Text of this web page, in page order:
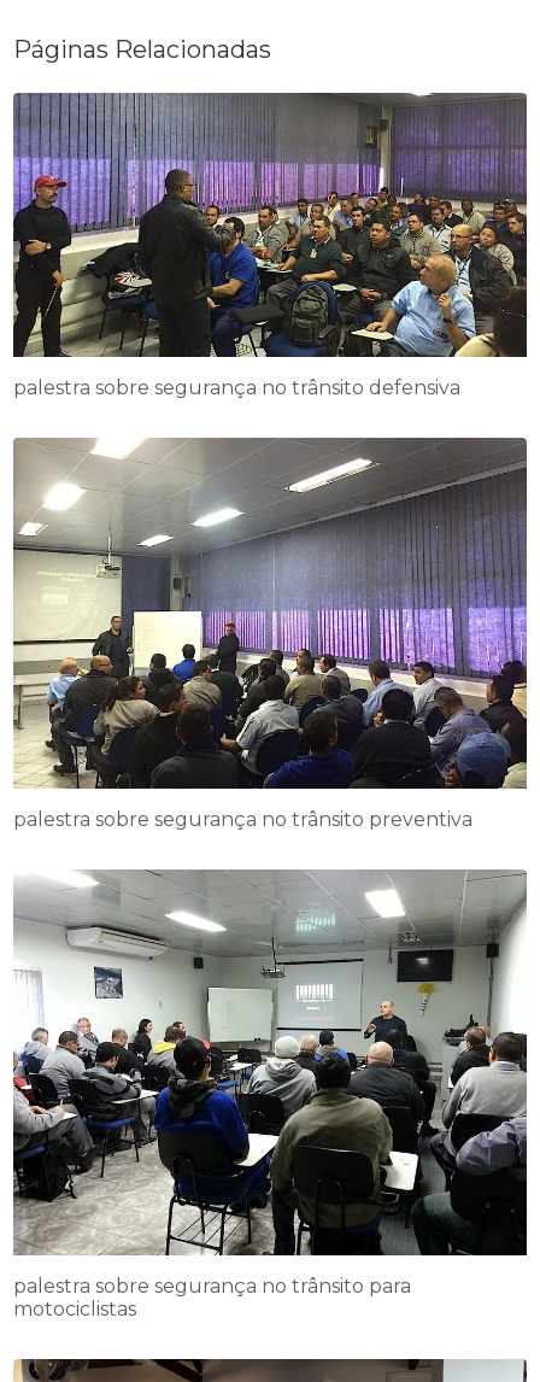
Páginas Relacionadas
palestra sobre segurança no trânsito defensiva
palestra sobre segurança no trânsito preventiva
palestra sobre segurança no trânsito para
motociclistas